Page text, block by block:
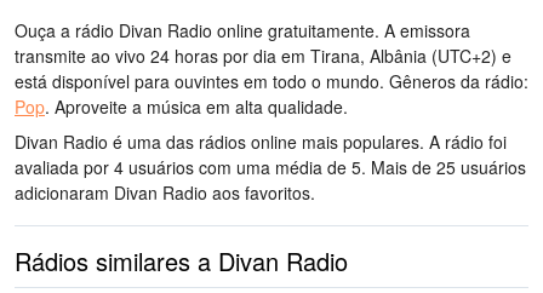
Ouça a rádio Divan Radio online gratuitamente. A emissora
transmite ao vivo 24 horas por dia em Tirana, Albânia (UTC+2) e
está disponível para ouvintes em todo o mundo. Gêneros da rádio:
Pop. Aproveite a música em alta qualidade.
Divan Radio é uma das rádios online mais populares. A rádio foi
avaliada por 4 usuários com uma média de 5. Mais de 25 usuários
adicionaram Divan Radio aos favoritos.
Rádios similares a Divan Radio